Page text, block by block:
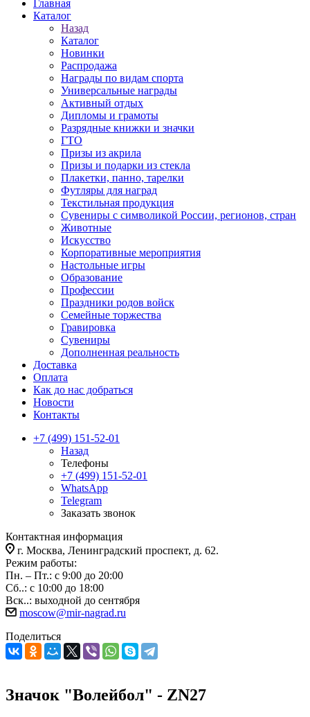
Главная
Каталог
Назад
Каталог
Новинки
Распродажа
Награды по видам спорта
Универсальные награды
Активный отдых
Дипломы и грамоты
Разрядные книжки и значки
ГТО
Призы из акрила
Призы и подарки из стекла
Плакетки, панно, тарелки
Футляры для наград
Текстильная продукция
Сувениры с символикой России, регионов, стран
Животные
Искусство
Корпоративные мероприятия
Настольные игры
Образование
Профессии
Праздники родов войск
Семейные торжества
Гравировка
Сувениры
Дополненная реальность
Доставка
Оплата
Как до нас добраться
Новости
Контакты
+7 (499) 151-52-01
Назад
Телефоны
+7 (499) 151-52-01
WhatsApp
Telegram
Заказать звонок
Контактная информация
г. Москва, Ленинградский проспект, д. 62.
Режим работы:
Пн. – Пт.: с 9:00 до 20:00
Сб..: с 10:00 до 18:00
Вск..: выходной до сентября
moscow@mir-nagrad.ru
Поделиться
Значок "Волейбол" - ZN27